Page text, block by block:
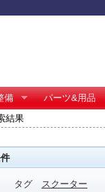
備
パーツ&用品
結果
タグ
スクーター